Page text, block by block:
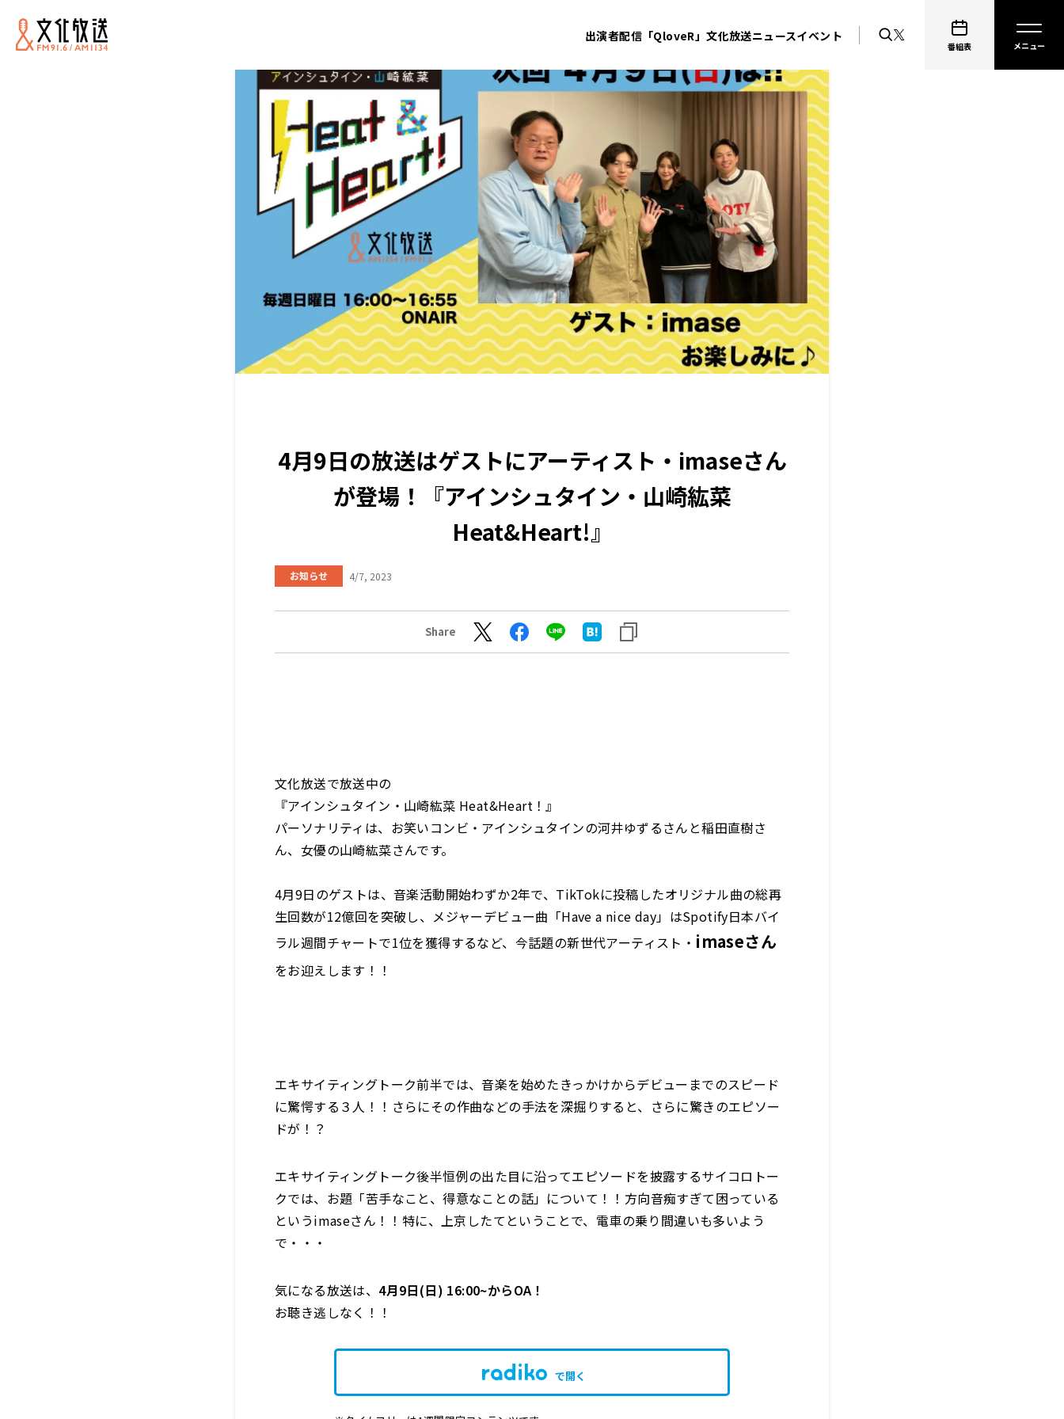
出演者配信「QloveR」文化放送ニュースイベント
番組表
4月9日の放送はゲストにアーティスト・imaseさん
が登場！『アインシュタイン・山崎紘菜
Heat&Heart!』
お知らせ 4/7, 2023
Share
文化放送で放送中の
『アインシュタイン・山崎紘菜 Heat&Heart！』
パーソナリティは、お笑いコンビ・アインシュタインの河井ゆずるさんと稲田直樹さ
ん、女優の山崎紘菜さんです。
4月9日のゲストは、音楽活動開始わずか2年で、TikTokに投稿したオリジナル曲の総再
生回数が12億回を突破し、メジャーデビュー曲「Have a nice day」はSpotify日本バイ
ラル週間チャートで1位を獲得するなど、今話題の新世代アーティスト ・ imaseさん
をお迎えします！！
エキサイティングトーク前半では、音楽を始めたきっかけからデビューまでのスピード
に驚愕する３人！！さらにその作曲などの手法を深掘りすると、さらに驚きのエピソー
ドが！？
エキサイティングトーク後半恒例の出た目に沿ってエピソードを披露するサイコロトー
クでは、お題「苦手なこと、得意なことの話」について！！方向音痴すぎて困っている
というimaseさん！！特に、上京したてということで、電車の乗り間違いも多いよう
で・・・
気になる放送は、 4月9日(日) 16:00~からOA！
お聴き逃しなく！！
で開く